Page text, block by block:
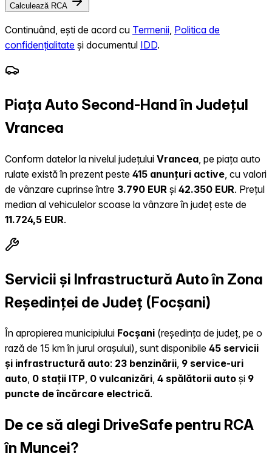
Calculează RCA
Continuând, ești de acord cu Termenii Politica de
confidențialitate și documentul IDD.
Piața Auto Second-Hand în Județul
Vrancea
Conform datelor la nivelul județului Vrancea , pe piața auto
rulate există în prezent peste 415 anunțuri active , cu valori
de vânzare cuprinse între 3.790 EUR și 42.350 EUR. Prețul
median al vehiculelor scoase la vânzare în județ este de
11.724,5 EUR.
Servicii și Infrastructură Auto în Zona
Reședinței de Județ (Focșani)
În apropierea municipiului Focșani (reședința de județ, pe o
rază de 15 km în jurul orașului), sunt disponibile 45 servicii
și infrastructură auto: 23 benzinării, 9 service-uri
auto, 0 stații ITP, 0 vulcanizări, 4 spălătorii auto și 9
puncte de încărcare electrică.
De ce să alegi DriveSafe pentru RCA
în Muncei?